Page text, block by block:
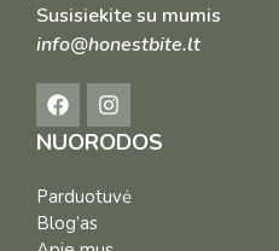
Susisiekite su mumis
info@honestbite.lt
NUORODOS
Parduotuvė
Blog’as